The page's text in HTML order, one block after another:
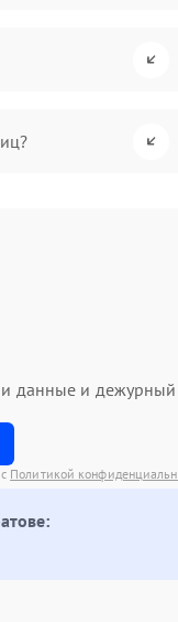
данные и
Политикой